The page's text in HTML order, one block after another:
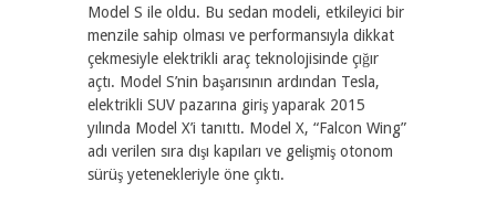
Model S ile oldu. Bu sedan modeli, etkileyici bir
menzile sahip olması ve performansıyla dikkat
çekmesiyle elektrikli araç teknolojisinde çığır
açtı. Model S’nin başarısının ardından Tesla,
elektrikli SUV pazarına giriş yaparak 2015
yılında Model X’i tanıttı. Model X, “Falcon Wing”
adı verilen sıra dışı kapıları ve gelişmiş otonom
sürüş yetenekleriyle öne çıktı.